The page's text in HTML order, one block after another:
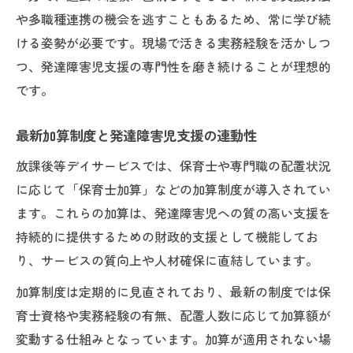
や多職種連携の機会を逃すこともあるため、常に学び続
ける姿勢が必要です。現場で活きる実務経験を活かしつ
つ、発達障害児支援の専門性を磨き続けることが理想的
です。
最新加算制度と発達障害児支援の連動性
放課後等デイサービスでは、保育士や専門職の配置状況
に応じて「保育士加算」などの加算制度が導入されてい
ます。これらの加算は、発達障害児への質の高い支援を
持続的に提供するための財政的支援として機能してお
り、サービスの質向上や人材確保に直結しています。
加算制度は定期的に見直されており、最新の制度では保
育士資格や実務経験の有無、配置人数に応じて加算額が
変動する仕組みとなっています。加算が適用されない場